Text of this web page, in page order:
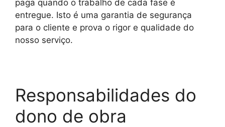
paga quando o trabalho de cada fase é
entregue. Isto é uma garantia de segurança
para o cliente e prova o rigor e qualidade do
nosso serviço.
Responsabilidades do
dono de obra